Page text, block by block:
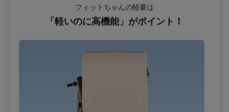
フィットちゃんの軽量は
「軽いのに高機能」がポイント！